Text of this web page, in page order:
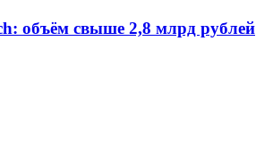
объём свыше 2,8 млрд рублей